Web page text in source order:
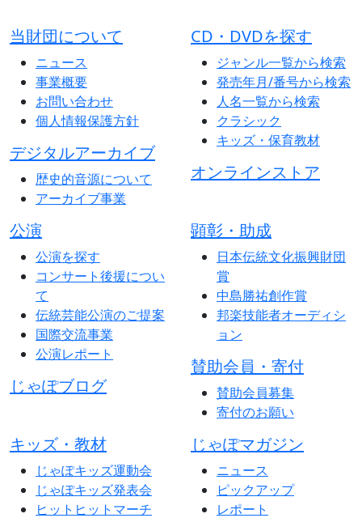
当財団について
ニュース
事業概要
お問い合わせ
個人情報保護方針
デジタルアーカイブ
歴史的音源について
アーカイブ事業
CD・DVDを探す
ジャンル一覧から検索
発売年月/番号から検索
人名一覧から検索
クラシック
キッズ・保育教材
オンラインストア
公演
公演を探す
コンサート後援につい
て
伝統芸能公演のご提案
国際交流事業
公演レポート
じゃぽブログ
顕彰・助成
日本伝統文化振興財団
賞
中島勝祐創作賞
邦楽技能者オーディシ
ョン
賛助会員・寄付
賛助会員募集
寄付のお願い
キッズ・教材
じゃぽキッズ運動会
じゃぽキッズ発表会
ヒットヒットマーチ
じゃぽマガジン
ニュース
ピックアップ
レポート